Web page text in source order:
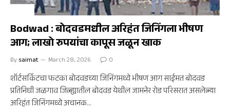
Bodwad : बोदवडमधील अरिहंत जिनिंगला भीषण
आग; लाखो रुपयांचा कापूस जळून खाक
By saimat March 28, 2026 0
शॉर्टसर्किटचा फटका बोदवडच्या जिनिंगमध्ये भीषण आग साईमत बोदवड
प्रतिनिधी जळगाव जिल्ह्यातील बोदवड येथील जामनेर रोड परिसरात असलेल्या
अरिहंत जिनिंगमध्ये अचानक…